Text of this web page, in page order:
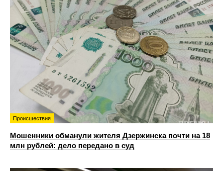
Происшествия
Мошенники обманули жителя Дзержинска почти на 18
млн рублей: дело передано в суд